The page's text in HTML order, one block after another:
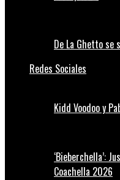
De La Ghetto se
Redes Sociales
Kidd Voodoo y
‘Bieberchella’:
Coachella 2026